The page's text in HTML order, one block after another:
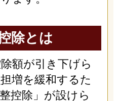
除とは
額が引き下げら
増を緩和するた
控除」が設けら